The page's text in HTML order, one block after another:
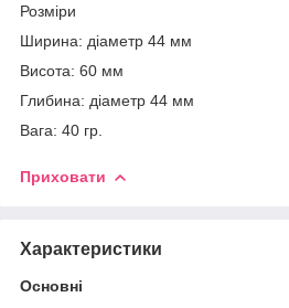
Розміри
Ширина: діаметр 44 мм
Висота: 60 мм
Глибина: діаметр 44 мм
Вага: 40 гр.
Приховати
Характеристики
Основні